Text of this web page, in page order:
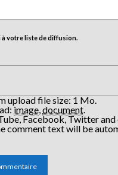
votre liste de diffusion.
upload file size: 1 Mo.
image document
Facebook, Twitter and
comment text will be